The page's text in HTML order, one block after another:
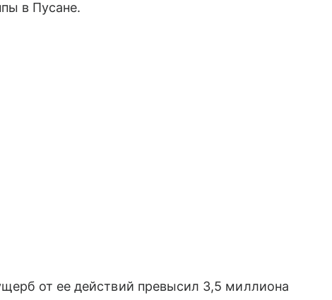
в Пусане.
от ее действий превысил 3,5 миллиона